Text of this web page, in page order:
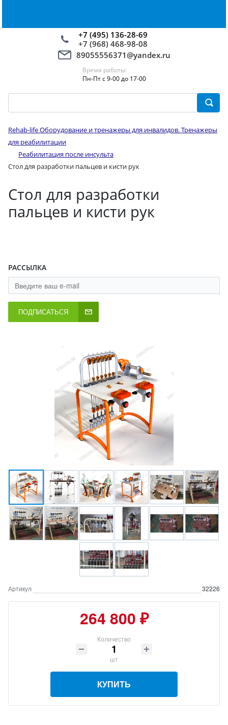
+7 (495) 136-28-69
+7 (968) 468-98-08
89055556371@yandex.ru
Время работы:
Пн-Пт с 9-00 до 17-00
Rehab-life Оборудование и тренажеры для инвалидов. Тренажеры
для реабилитации
Реабилитация после инсульта
Стол для разработки пальцев и кисти рук
Стол для разработки
пальцев и кисти рук
РАССЫЛКА
ПОДПИСАТЬСЯ
Артикул 32226
264 800 ₽
Количество
шт
КУПИТЬ